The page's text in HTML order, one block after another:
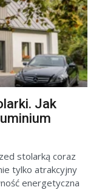
Jak
stolarką coraz
tylko atrakcyjny
energetyczna